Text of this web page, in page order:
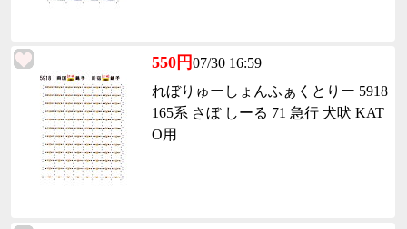
550円07/30 16:59
れぼりゅーしょんふぁくとりー 5918
165系 さぼ しーる 71 急行 犬吠 KAT
O用